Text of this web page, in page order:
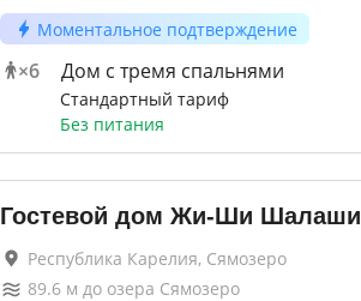
Моментальное подтверждение
×6 Дом с тремя спальнями
Стандартный тариф
Без питания
Гостевой дом Жи-Ши Шалаши
Республика Карелия, Сямозеро
89.6м до озера Сямозеро